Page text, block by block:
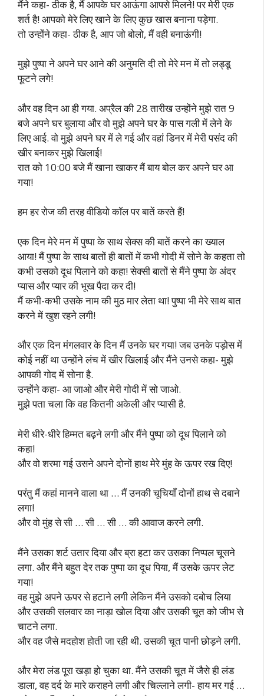
मैंने कहा- ठीक है, मैं आपके घर आऊंगा आपसे मिलने! पर मेरी एक
शर्त है! आपको मेरे लिए खाने के लिए कुछ खास बनाना पड़ेगा.
तो उन्होंने कहा- ठीक है, आप जो बोलो, मैं वही बनाऊंगी!
मुझे पुष्पा ने अपने घर आने की अनुमति दी तो मेरे मन में तो लड्डू
फूटने लगे!
और वह दिन आ ही गया. अप्रैल की 28 तारीख उन्होंने मुझे रात 9
बजे अपने घर बुलाया और वो मुझे अपने घर के पास गली में लेने के
लिए आई. वो मुझे अपने घर में ले गई और वहां डिनर में मेरी पसंद की
खीर बनाकर मुझे खिलाई!
रात को 10:00 बजे मैं खाना खाकर मैं बाय बोल कर अपने घर आ
गया!
हम हर रोज की तरह वीडियो कॉल पर बातें करते हैं!
एक दिन मेरे मन में पुष्पा के साथ सेक्स की बातें करने का ख्याल
आया! मैं पुष्पा के साथ बातों ही बातों में कभी गोदी में सोने के कहता तो
कभी उसको दूध पिलाने को कहा! सेक्सी बातों से मैंने पुष्पा के अंदर
प्यास और प्यार की भूख पैदा कर दी!
मैं कभी-कभी उसके नाम की मुठ मार लेता था! पुष्पा भी मेरे साथ बात
करने में खुश रहने लगी!
और एक दिन मंगलवार के दिन मैं उनके घर गया! जब उनके पड़ोस में
कोई नहीं था उन्होंने लंच में खीर खिलाई और मैंने उनसे कहा- मुझे
आपकी गोद में सोना है.
उन्होंने कहा- आ जाओ और मेरी गोदी में सो जाओ.
मुझे पता चला कि वह कितनी अकेली और प्यासी है.
मेरी धीरे-धीरे हिम्मत बढ़ने लगी और मैंने पुष्पा को दूध पिलाने को
कहा!
और वो शरमा गई उसने अपने दोनों हाथ मेरे मुंह के ऊपर रख दिए!
परंतु मैं कहां मानने वाला था … मैं उनकी चूचियाँ दोनों हाथ से दबाने
लगा!
और वो मुंह से सी … सी … सी … की आवाज करने लगी.
मैंने उसका शर्ट उतार दिया और ब्रा हटा कर उसका निप्पल चूसने
लगा. और मैंने बहुत देर तक पुष्पा का दूध पिया, मैं उसके ऊपर लेट
गया!
वह मुझे अपने ऊपर से हटाने लगी लेकिन मैंने उसको दबोच लिया
और उसकी सलवार का नाड़ा खोल दिया और उसकी चूत को जीभ से
चाटने लगा.
और वह जैसे मदहोश होती जा रही थी. उसकी चूत पानी छोड़ने लगी.
और मेरा लंड पूरा खड़ा हो चुका था. मैंने उसकी चूत में जैसे ही लंड
डाला, वह दर्द के मारे कराहने लगी और चिल्लाने लगी- हाय मर गई …